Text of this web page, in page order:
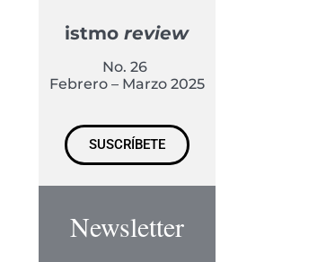
istmoreview
No. 26
Febrero – Marzo 2025
SUSCRÍBETE
Newsletter